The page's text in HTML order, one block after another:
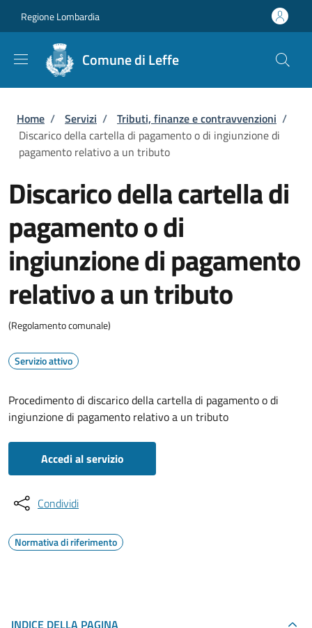
Regione Lombardia
Comune di Leffe
Briciole di pane
Home / Servizi / Tributi, finanze e contravvenzioni /
Discarico della cartella di pagamento o di ingiunzione di
pagamento relativo a un tributo
Discarico della cartella di
pagamento o di
ingiunzione di pagamento
relativo a un tributo
(Regolamento comunale)
Servizio attivo
Procedimento di discarico della cartella di pagamento o di
ingiunzione di pagamento relativo a un tributo
Accedi al servizio
Condividi
Normativa di riferimento
INDICE DELLA PAGINA